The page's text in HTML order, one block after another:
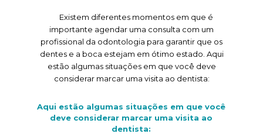
Existem diferentes momentos em que é
importante agendar uma consulta com um
profissional da odontologia para garantir que os
dentes e a boca estejam em ótimo estado. Aqui
estão algumas situações em que você deve
considerar marcar uma visita ao dentista:
Aqui estão algumas situações em que você
deve considerar marcar uma visita ao
dentista: